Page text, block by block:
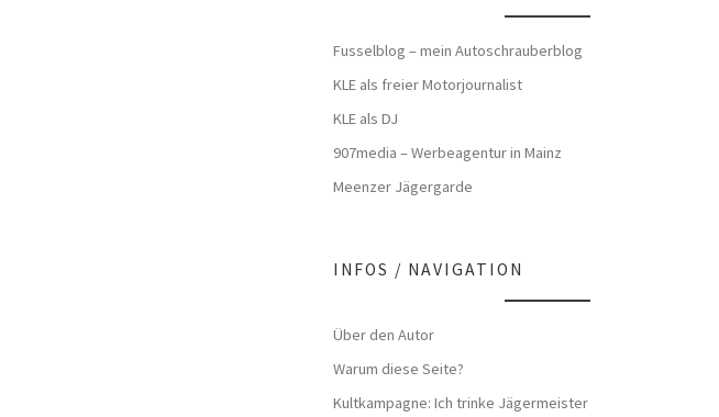
Fusselblog – mein Autoschrauberblog
KLE als freier Motorjournalist
KLE als DJ
907media – Werbeagentur in Mainz
Meenzer Jägergarde
INFOS / NAVIGATION
Über den Autor
Warum diese Seite?
Kultkampagne: Ich trinke Jägermeister